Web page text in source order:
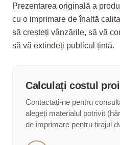
Prezentarea originală a
cu o imprimare de înaltă
să creșteți vânzările, să vă
să vă extindeți publicul țintă.
Calculați costul
Contactați-ne pentru
alegeți materialul potrivit
de imprimare pentru tirajul